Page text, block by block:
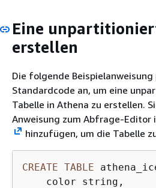
Eine
erstellen
Die folgende Beispielanweisung
Standardcode an, um eine
Tabelle in Athena zu erstellen.
Anweisung zum Abfrage-Editor
hinzufügen, um die Tabelle
CREATE TABLE
    color string,